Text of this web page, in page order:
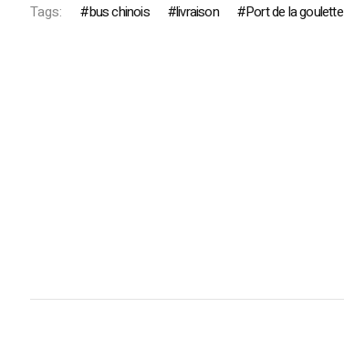
Tags: bus chinois livraison Port de la goulette